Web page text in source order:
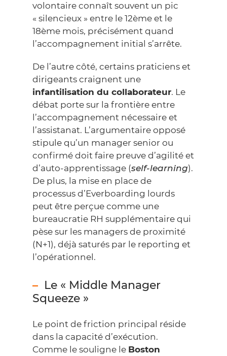
volontaire connaît souvent un pic
« silencieux » entre le 12ème et le
18ème mois, précisément quand
l’accompagnement initial s’arrête.
De l’autre côté, certains praticiens et
dirigeants craignent une
infantilisation du collaborateur. Le
débat porte sur la frontière entre
l’accompagnement nécessaire et
l’assistanat. L’argumentaire opposé
stipule qu’un manager senior ou
confirmé doit faire preuve d’agilité et
d’auto-apprentissage (self-learning).
De plus, la mise en place de
processus d’Everboarding lourds
peut être perçue comme une
bureaucratie RH supplémentaire qui
pèse sur les managers de proximité
(N+1), déjà saturés par le reporting et
l’opérationnel.
Le « Middle Manager
Squeeze »
Le point de friction principal réside
dans la capacité d’exécution.
Comme le souligne le Boston